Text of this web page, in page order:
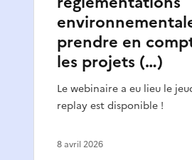
prendre en
les projets (…)
Le webinaire a eu lieu le
replay est disponible !
8 avril 2026